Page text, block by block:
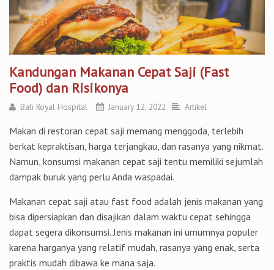
Kandungan Makanan Cepat Saji (Fast
Food) dan Risikonya
Bali Royal Hospital January 12, 2022 Artikel
Makan di restoran cepat saji memang menggoda, terlebih
berkat kepraktisan, harga terjangkau, dan rasanya yang nikmat.
Namun, konsumsi makanan cepat saji tentu memiliki sejumlah
dampak buruk yang perlu Anda waspadai.
Makanan cepat saji atau fast food adalah jenis makanan yang
bisa dipersiapkan dan disajikan dalam waktu cepat sehingga
dapat segera dikonsumsi. Jenis makanan ini umumnya populer
karena harganya yang relatif mudah, rasanya yang enak, serta
praktis mudah dibawa ke mana saja.